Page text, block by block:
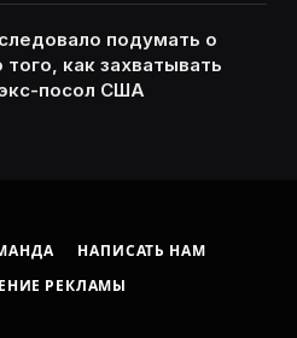
подумать о
как захватывать
посол США
НАПИСАТЬ НАМ
РЕКЛАМЫ